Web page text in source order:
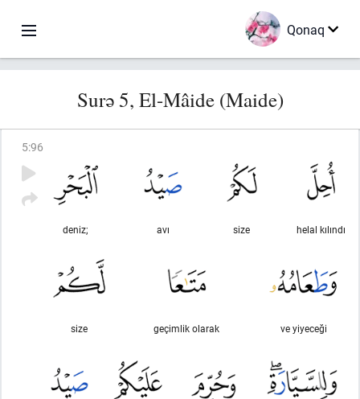
Qonaq
Surə 5, El-Mâide (Maide)
5:96
helal kılındı
size
avı
deniz;
ve yiyeceği
geçimlik olarak
size